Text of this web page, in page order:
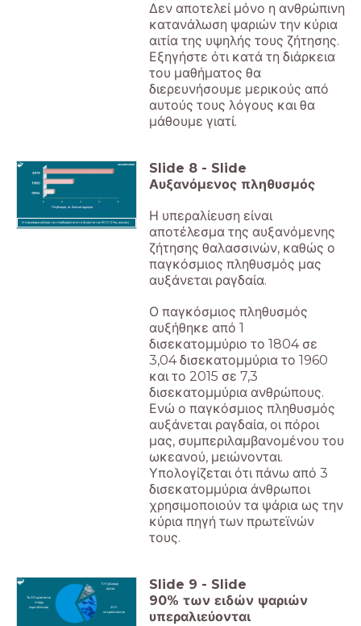
Δεν αποτελεί μόνο η ανθρώπινη
κατανάλωση ψαριών την κύρια
αιτία της υψηλής τους ζήτησης.
Εξηγήστε ότι κατά τη διάρκεια
του μαθήματος θα
διερευνήσουμε μερικούς από
αυτούς τους λόγους και θα
μάθουμε γιατί.
Η παγκόσμια αύξηση του πληθυσμού από τη δεκαετία του 1800 (19ος αιώνας).
Πληθυσμός σε δισεκατομμύρια
Slide 8 - Slide
Αυξανόμενος πληθυσμός
Η υπεραλίευση είναι
αποτέλεσμα της αυξανόμενης
ζήτησης θαλασσινών, καθώς ο
παγκόσμιος πληθυσμός μας
αυξάνεται ραγδαία.
Ο παγκόσμιος πληθυσμός
αυξήθηκε από 1
δισεκατομμύριο το 1804 σε
3,04 δισεκατομμύρια το 1960
και το 2015 σε 7,3
δισεκατομμύρια ανθρώπους.
Ενώ ο παγκόσμιος πληθυσμός
αυξάνεται ραγδαία, οι πόροι
μας, συμπεριλαμβανομένου του
ωκεανού, μειώνονται.
Υπολογίζεται ότι πάνω από 3
δισεκατομμύρια άνθρωποι
χρησιμοποιούν τα ψάρια ως την
κύρια πηγή των πρωτεϊνών
τους.
Τα 2/3 υφίστανται
πλήρη
εκμετάλλευση
26%
υπεραλιεύονται
10% βιώσιμη
αλιεία
Slide 9 - Slide
90% των ειδών ψαριών
υπεραλιεύονται